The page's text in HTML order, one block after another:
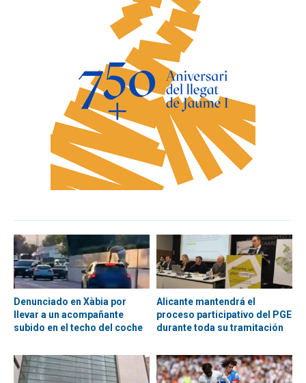
Denunciado en Xàbia por
llevar a un acompañante
subido en el techo del coche
Alicante mantendrá el
proceso participativo del PGE
durante toda su tramitación